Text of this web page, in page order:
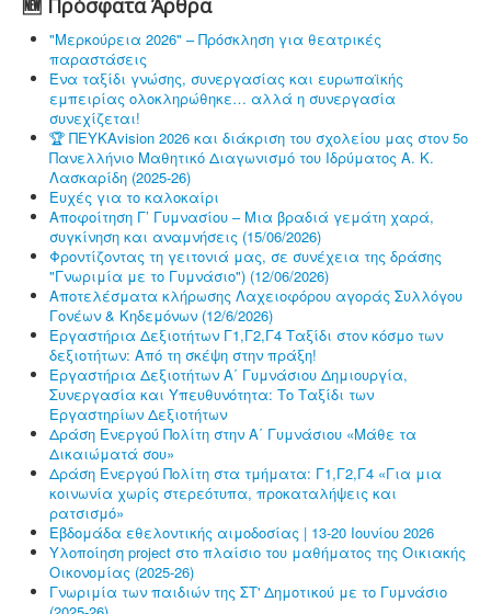
🆕 Πρόσφατα Άρθρα
"Μερκούρεια 2026" – Πρόσκληση για θεατρικές
παραστάσεις
Ένα ταξίδι γνώσης, συνεργασίας και ευρωπαϊκής
εμπειρίας ολοκληρώθηκε… αλλά η συνεργασία
συνεχίζεται!
🏆 ΠΕΥΚΑvision 2026 και διάκριση του σχολείου μας στον 5ο
Πανελλήνιο Μαθητικό Διαγωνισμό του Ιδρύματος Α. Κ.
Λασκαρίδη (2025-26)
Ευχές για το καλοκαίρι
Αποφοίτηση Γ’ Γυμνασίου – Μια βραδιά γεμάτη χαρά,
συγκίνηση και αναμνήσεις (15/06/2026)
Φροντίζοντας τη γειτονιά μας, σε συνέχεια της δράσης
"Γνωριμία με το Γυμνάσιο") (12/06/2026)
Αποτελέσματα κλήρωσης Λαχειοφόρου αγοράς Συλλόγου
Γονέων & Κηδεμόνων (12/6/2026)
Εργαστήρια Δεξιοτήτων Γ1,Γ2,Γ4 Ταξίδι στον κόσμο των
δεξιοτήτων: Από τη σκέψη στην πράξη!
Εργαστήρια Δεξιοτήτων Α΄ Γυμνάσιου Δημιουργία,
Συνεργασία και Υπευθυνότητα: Το Ταξίδι των
Εργαστηρίων Δεξιοτήτων
Δράση Ενεργού Πολίτη στην Α΄ Γυμνάσιου «Μάθε τα
Δικαιώματά σου»
Δράση Ενεργού Πολίτη στα τμήματα: Γ1,Γ2,Γ4 «Για μια
κοινωνία χωρίς στερεότυπα, προκαταλήψεις και
ρατσισμό»
Εβδομάδα εθελοντικής αιμοδοσίας | 13-20 Ιουνίου 2026
Υλοποίηση project στο πλαίσιο του μαθήματος της Οικιακής
Οικονομίας (2025-26)
Γνωριμία των παιδιών της ΣΤ' Δημοτικού με το Γυμνάσιο